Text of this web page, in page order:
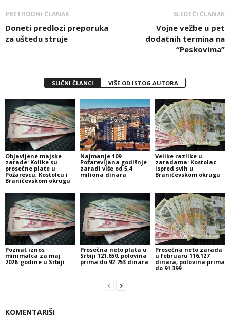
PRETHODNI ČLANAK
Doneti predlozi preporuka
za uštedu struje
SLEDEĆI ČLANAK
Vojne vežbe u pet
dodatnih termina na
“Peskovima”
SLIČNI ČLANCI VIŠE OD ISTOG AUTORA
Objavljene majske
zarade: Kolike su
prosečne plate u
Požarevcu, Kostolcu i
Braničevskom okrugu
Najmanje 109
Požarevljana godišnje
zaradi više od 5,4
miliona dinara
Velike razlike u
zaradama: Kostolac
ispred svih u
Braničevskom okrugu
Poznat iznos
minimalca za maj
2026. godine u Srbiji
Prosečna neto plata u
Srbiji 121.650, polovina
prima do 92.753 dinara
Prosečna neto zarada
u februaru 116.127
dinara, polovina prima
do 91.399
KOMENTARIŠI